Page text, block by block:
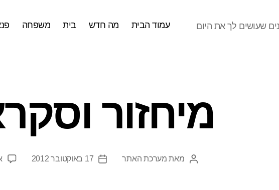
שעושים לך את היום עמוד הבית מה חדש בית משפחה
מיחזור
המחבר
מאת מערכת האתר
תאריך
17 באוקטובר 2012